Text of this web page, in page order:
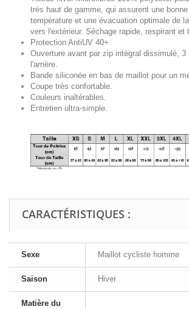
très haut de gamme, qui assurent une
température et une évacuation optimale de
vers l'extérieur. Séchage rapide, respirant et
Protection AntiUV 40+
Ouverture avant par zip intégral dissimulé, 3
l'arrière.
Bande siliconée en bas de maillot pour un
Coupe très confortable.
Couleurs inaltérables.
Entretien ultra-simple.
CARACTÉRISTIQUES :
Sexe Maillot cycliste homme
Saison Hiver
Matière du